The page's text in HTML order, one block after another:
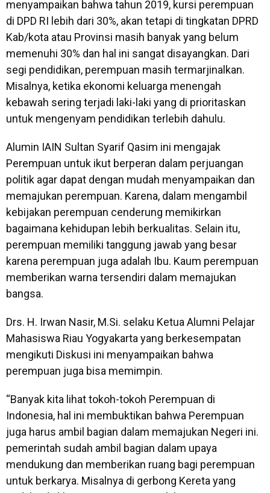
menyampaikan bahwa tahun 2019, kursi perempuan
di DPD RI lebih dari 30%, akan tetapi di tingkatan DPRD
Kab/kota atau Provinsi masih banyak yang belum
memenuhi 30% dan hal ini sangat disayangkan. Dari
segi pendidikan, perempuan masih termarjinalkan.
Misalnya, ketika ekonomi keluarga menengah
kebawah sering terjadi laki-laki yang di prioritaskan
untuk mengenyam pendidikan terlebih dahulu.
Alumin IAIN Sultan Syarif Qasim ini mengajak
Perempuan untuk ikut berperan dalam perjuangan
politik agar dapat dengan mudah menyampaikan dan
memajukan perempuan. Karena, dalam mengambil
kebijakan perempuan cenderung memikirkan
bagaimana kehidupan lebih berkualitas. Selain itu,
perempuan memiliki tanggung jawab yang besar
karena perempuan juga adalah Ibu. Kaum perempuan
memberikan warna tersendiri dalam memajukan
bangsa.
Drs. H. Irwan Nasir, M.Si. selaku Ketua Alumni Pelajar
Mahasiswa Riau Yogyakarta yang berkesempatan
mengikuti Diskusi ini menyampaikan bahwa
perempuan juga bisa memimpin.
“Banyak kita lihat tokoh-tokoh Perempuan di
Indonesia, hal ini membuktikan bahwa Perempuan
juga harus ambil bagian dalam memajukan Negeri ini.
pemerintah sudah ambil bagian dalam upaya
mendukung dan memberikan ruang bagi perempuan
untuk berkarya. Misalnya di gerbong Kereta yang